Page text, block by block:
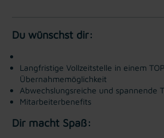
Du wünschst dir:
Langfristige Vollzeitstelle in einem
Übernahmemöglichkeit
Abwechslungsreiche und spannende
Mitarbeiterbenefits
Dir macht Spaß: